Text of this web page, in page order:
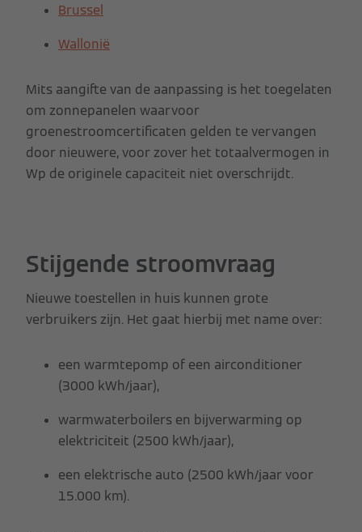
Brussel
Wallonië
Mits aangifte van de aanpassing is het toegelaten
om zonnepanelen waarvoor
groenestroomcertificaten gelden te vervangen
door nieuwere, voor zover het totaalvermogen in
Wp de originele capaciteit niet overschrijdt.
Stijgende stroomvraag
Nieuwe toestellen in huis kunnen grote
verbruikers zijn. Het gaat hierbij met name over:
een warmtepomp of een airconditioner
(3000 kWh/jaar),
warmwaterboilers en bijverwarming op
elektriciteit (2500 kWh/jaar),
een elektrische auto (2500 kWh/jaar voor
15.000 km).